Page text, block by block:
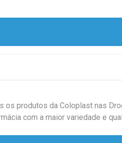
os produtos da Coloplast nas
com a maior variedade e